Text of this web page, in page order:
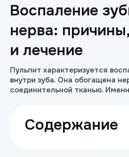
Воспаление
нерва:
и лечение
Пульпит характеризуется
внутри зуба. Она обогащена
соединительной тканью.
Содержание